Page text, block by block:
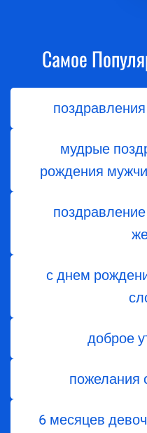
Самое
мудрые
рождения
с днем
доброе
пожелания
6 месяцев